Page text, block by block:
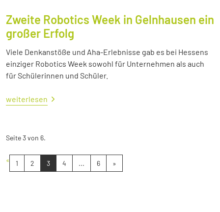
Zweite Robotics Week in Gelnhausen ein
großer Erfolg
Viele Denkanstöße und Aha-Erlebnisse gab es bei Hessens
einziger Robotics Week sowohl für Unternehmen als auch
für Schülerinnen und Schüler.
weiterlesen
Seite 3 von 6.
« 1 2 3 4 ... 6 »